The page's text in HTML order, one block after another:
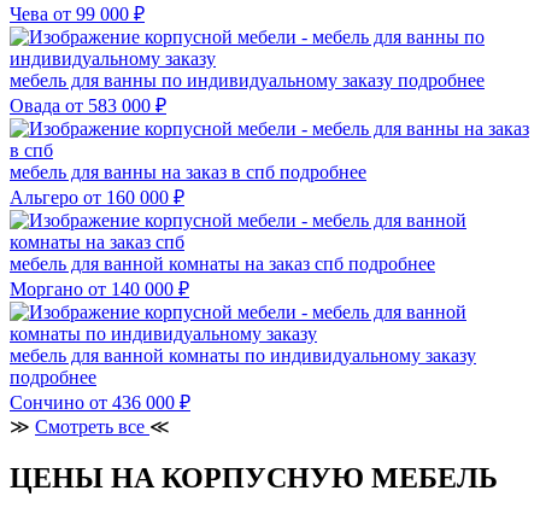
Чева от 99 000 ₽
мебель для ванны по индивидуальному заказу подробнее
Овада от 583 000 ₽
мебель для ванны на заказ в спб подробнее
Альгеро от 160 000 ₽
мебель для ванной комнаты на заказ спб подробнее
Моргано от 140 000 ₽
мебель для ванной комнаты по индивидуальному заказу
подробнее
Сончино от 436 000 ₽
≫ Смотреть все ≪
ЦЕНЫ НА КОРПУСНУЮ МЕБЕЛЬ